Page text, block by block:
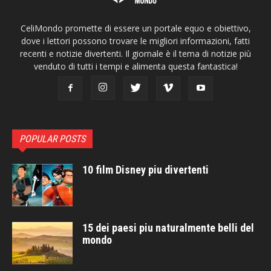
CeliMondo promette di essere un portale equo e obiettivo,
dove i lettori possono trovare le migliori informazioni, fatti
recenti e notizie divertenti. Il giornale è il tema di notizie più
venduto di tutti i tempi e alimenta questa fantastica!
POPULAR POSTS
10 film Disney piu divertenti
15 dei paesi piu naturalmente belli del
mondo